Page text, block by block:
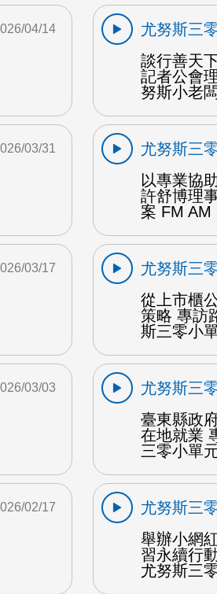
04/14
尤努斯三
談行善天
記者公會
努斯小老
03/31
尤努斯三
以專業協
許舒博理
案 FM AM
03/17
尤努斯三
從上市櫃
策略 專訪
斯三零小
03/03
尤努斯三
臺東縣政
在地就業
三零小單
02/17
尤努斯三
舉辦小網
習永續行
尤努斯三